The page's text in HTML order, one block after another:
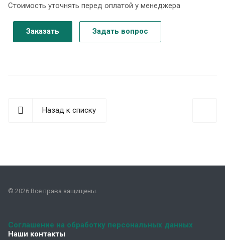
Стоимость уточнять перед оплатой у менеджера
Заказать Задать вопрос
Назад к списку
© 2026 Все права защищены.
Соглашение на обработку персональных данных
Наши контакты